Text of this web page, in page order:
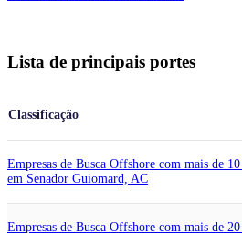
Lista de principais portes
Classificação
Empresas de Busca Offshore com mais de
em Senador Guiomard, AC
Empresas de Busca Offshore com mais de